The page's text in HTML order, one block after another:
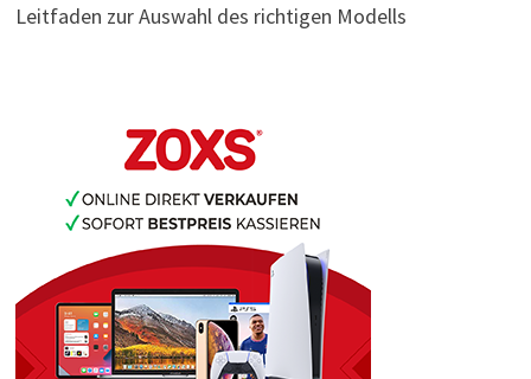
Leitfaden zur Auswahl des richtigen Modells